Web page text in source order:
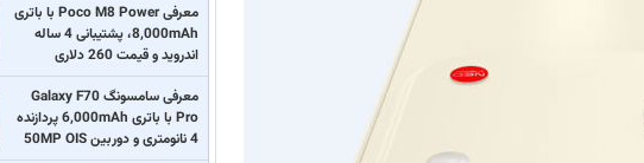
معرفی Poco M8 Power با باتری
8,000mAh، پشتیبانی 4 ساله
اندروید و قیمت 260 دلاری
معرفی سامسونگ Galaxy F70
Pro با باتری 6,000mAh پردازنده
4 نانومتری و دوربین 50MP OIS